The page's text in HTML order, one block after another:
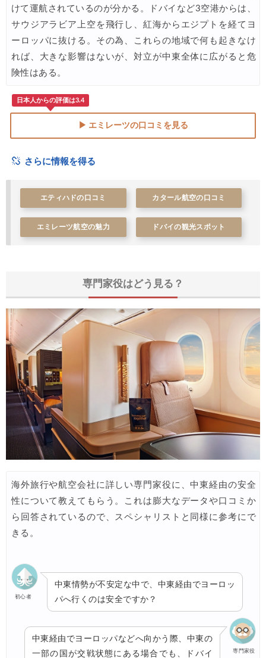
けて運航されているのが分かる。ドバイなど3空港からは、
サウジアラビア上空を飛行し、紅海からエジプトを経てヨ
ーロッパに抜ける。その為、これらの地域で何も起きなけ
れば、大きな影響はないが、対立が中東全体に広がると危
険性はある。
日本人からの評価は3.4
▶ エミレーツの口コミを見る
さらに情報を得る
エティハドの口コミ カタール航空の口コミ
エミレーツ航空の魅力 ドバイの観光スポット
専門家役はどう見る？
海外旅行や航空会社に詳しい専門家役に、中東経由の安全
性について教えてもらう。これは膨大なデータや口コミか
ら回答されているので、スペシャリストと同様に参考にで
きる。
初心者
中東情勢が不安定な中で、中東経由でヨーロッ
パへ行くのは安全ですか？
専門家役
中東経由でヨーロッパなどへ向かう際、中東の
一部の国が交戦状態にある場合でも、ドバイ